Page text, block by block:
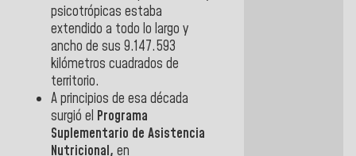
psicotrópicas estaba
extendido a todo lo largo y
ancho de sus 9.147.593
kilómetros cuadrados de
territorio.
A principios de esa década
surgió el Programa
Suplementario de Asistencia
Nutricional, en